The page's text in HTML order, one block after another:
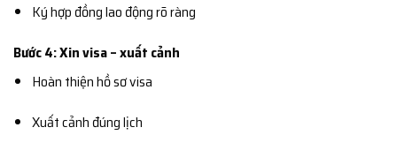
Ký hợp đồng lao động rõ ràng
Bước 4: Xin visa – xuất cảnh
Hoàn thiện hồ sơ visa
Xuất cảnh đúng lịch